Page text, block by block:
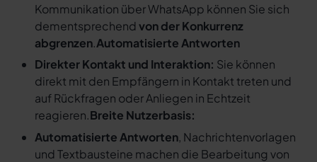
Kommunikation über WhatsApp können Sie sich
dementsprechendvon der Konkurrenz
abgrenzen.Automatisierte Antworten
Direkter Kontakt und Interaktion: Sie können
direkt mit den Empfängern in Kontakt treten und
auf Rückfragen oder Anliegen in Echtzeit
reagieren.Breite Nutzerbasis:
Automatisierte Antworten, Nachrichtenvorlagen
und Textbausteine machen die Bearbeitung von